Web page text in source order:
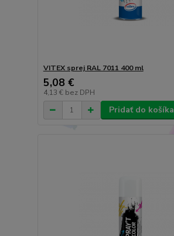
VITEX sprej RAL 7011 400 ml
5,08 €
4,13 € bez DPH
Pridať do košíka